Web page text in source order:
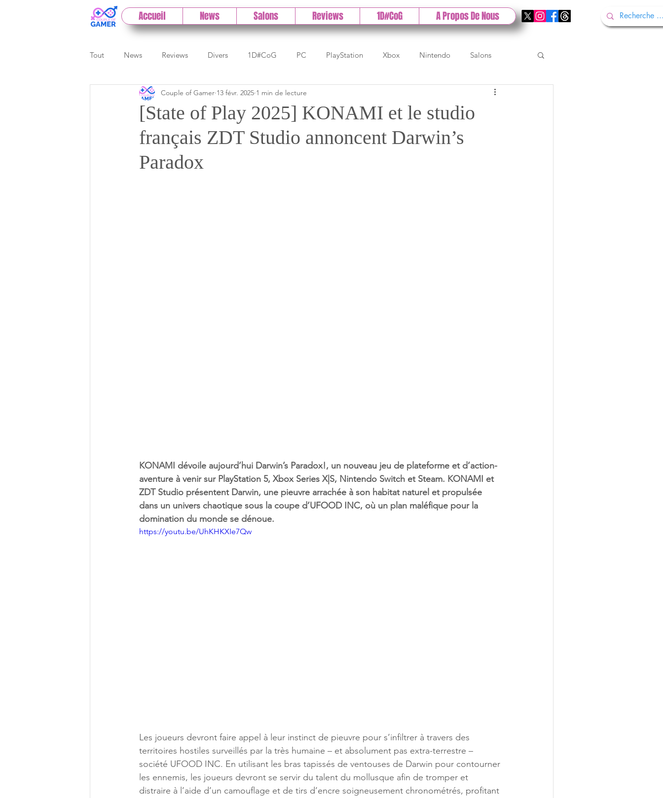
Accueil News Salons Reviews 1D#CoG A Propos De Nous
Tout News Reviews Divers 1D#CoG PC PlayStation Xbox Nintendo Salons
Previews Cloud Test indé DLC Gamescom
Paris Games Week Early Access Test 1DCoG Test Xbox Test Nintendo Test PlayStation
[State of Play 2025] KONAMI et le studio
français ZDT Studio annoncent Darwin’s
Paradox
Couple of Gamer 13 févr. 2025 1 min de lecture
KONAMI dévoile aujourd’hui Darwin’s Paradox!, un nouveau jeu de plateforme et d’action-
aventure à venir sur PlayStation 5, Xbox Series X|S, Nintendo Switch et Steam. KONAMI et
ZDT Studio présentent Darwin, une pieuvre arrachée à son habitat naturel et propulsée
dans un univers chaotique sous la coupe d’UFOOD INC, où un plan maléfique pour la
domination du monde se dénoue.
https://youtu.be/UhKHKXIe7Qw
Les joueurs devront faire appel à leur instinct de pieuvre pour s’infiltrer à travers des
territoires hostiles surveillés par la très humaine – et absolument pas extra-terrestre –
société UFOOD INC. En utilisant les bras tapissés de ventouses de Darwin pour contourner
les ennemis, les joueurs devront se servir du talent du mollusque afin de tromper et
distraire à l’aide d’un camouflage et de tirs d’encre soigneusement chronométrés, profitant